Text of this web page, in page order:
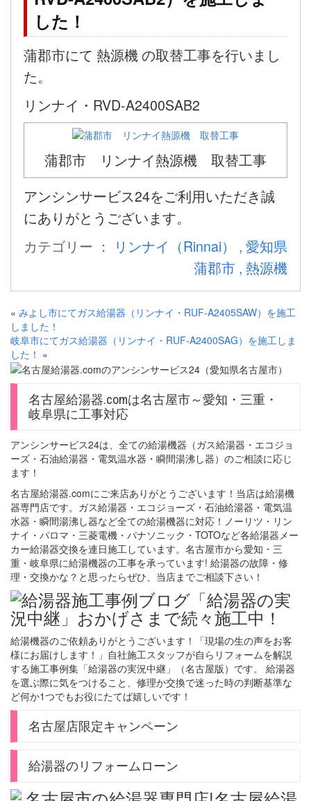
した！
蒲郡市にて 熱源機 の取替工事を行いまし
た。
リンナイ・RVD-A2400SAB2
蒲郡市 リンナイ熱源機 取替工事
アンシンサービス24をご利用いただき誠
にありがとうございます。
カテゴリー ：
リンナイ（Rinnai） , 愛知県
蒲郡市 , 熱源機
« みよし市にてガス給湯器（リンナイ・RUF-A2405SAW）を施工
しました！
岐阜市にてガス給湯器（リンナイ・RUF-A2400SAG）を施工しま
した！ »
名古屋給湯器.comは名古屋市～愛知・三重・
岐阜県に工事対応
アンシンサービス24は、全ての給湯機器（ガス給湯器・エコジョ
ーズ・石油給湯器・電気温水器・瞬間湯沸し器）のご相談に応じ
ます！
名古屋給湯器.comにご来店ありがとうございます！当店は給湯機
器専門店です。ガス給湯器・エコジョーズ・石油給湯器・電気温
水器・瞬間湯沸し器など全ての給湯機器に対応！ノーリツ・リン
ナイ・パロマ・三菱電機・パナソニック・TOTOなど各給湯器メー
カー給湯器交換を連日施工しています。名古屋市から愛知・三
重・岐阜県に給湯機器の工事を承っています! 給湯器の故障・修
理・交換かな？と思ったらぜひ、当店までご相談下さい！
給湯機器のご依頼ありがとうございます！「現場の生の声をお客
様にお届けします！」自社施工スタッフが自らリフォームを解説
する施工事例集「給湯器の実況中継」（名古屋版）です。 給湯器
を選ぶ際に気をつけること、修理か交換で迷った時の判断基準な
ど何か1つでもお役にたてば嬉しいです！
名古屋店限定キャンペーン
給湯器のリフォームローン